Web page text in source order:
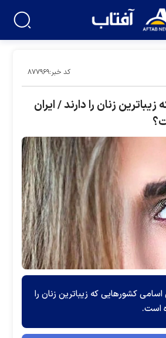
کد خبر:۸۷۷۹۶۹
که زیباترین زنان را دارند / ایران
کشورهایی که زیباترین زنان را
است.